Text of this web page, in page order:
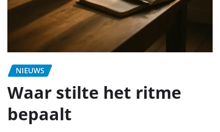
NIEUWS
Waar stilte het ritme
bepaalt